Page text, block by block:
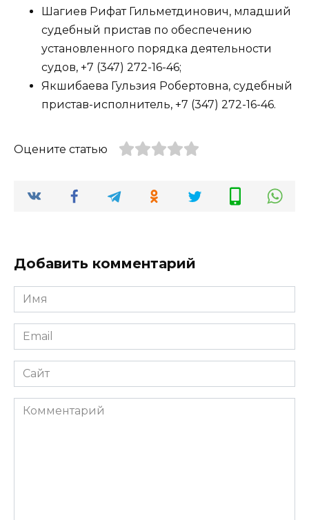
Шагиев Рифат Гильметдинович, младший
судебный пристав по обеспечению
установленного порядка деятельности
судов, +7 (347) 272-16-46;
Якшибаева Гульзия Робертовна, судебный
пристав-исполнитель, +7 (347) 272-16-46.
Оцените статью
Добавить комментарий
Имя
*
Email
*
Сайт
Комментарий